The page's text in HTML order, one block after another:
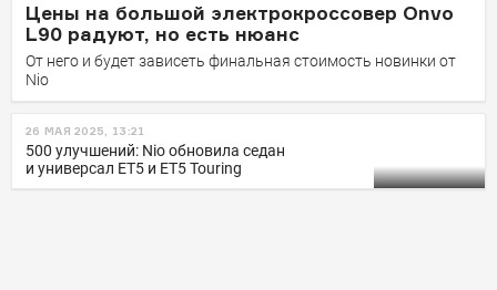
Цены на большой электрокроссовер Onvo
L90 радуют, но есть нюанс
От него и будет зависеть финальная стоимость новинки от
Nio
26 МАЯ 2025, 13:21
500 улучшений: Nio обновила седан
и универсал ET5 и ET5 Touring